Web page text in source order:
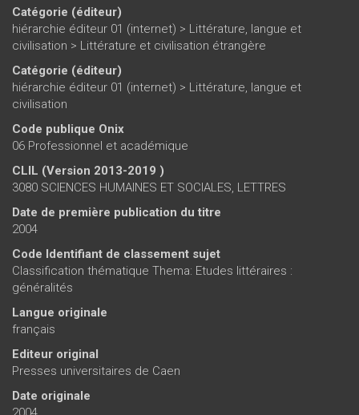
Catégorie (éditeur)
hiérarchie éditeur 01 (internet) > Littérature, langue et
civilisation > Littérature et civilisation étrangère
Catégorie (éditeur)
hiérarchie éditeur 01 (internet) > Littérature, langue et
civilisation
Code publique Onix
06 Professionnel et académique
CLIL (Version 2013-2019 )
3080 SCIENCES HUMAINES ET SOCIALES, LETTRES
Date de première publication du titre
2004
Code Identifiant de classement sujet
Classification thématique Thema: Etudes littéraires :
généralités
Langue originale
français
Editeur original
Presses universitaires de Caen
Date originale